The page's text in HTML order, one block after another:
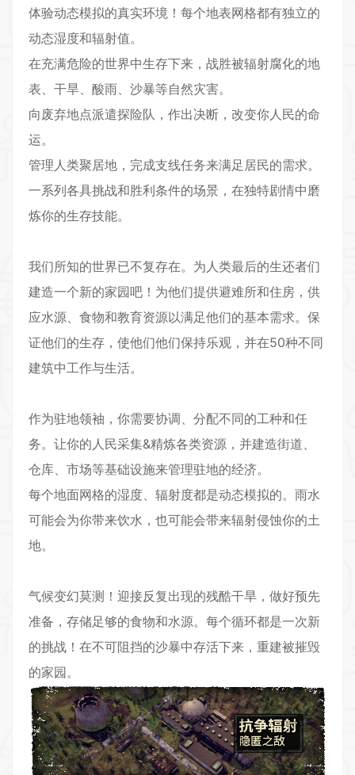
体验动态模拟的真实环境！每个地表网格都有独立的
动态湿度和辐射值。
在充满危险的世界中生存下来，战胜被辐射腐化的地
表、干旱、酸雨、沙暴等自然灾害。
向废弃地点派遣探险队，作出决断，改变你人民的命
运。
管理人类聚居地，完成支线任务来满足居民的需求。
一系列各具挑战和胜利条件的场景，在独特剧情中磨
炼你的生存技能。
我们所知的世界已不复存在。为人类最后的生还者们
建造一个新的家园吧！为他们提供避难所和住房，供
应水源、食物和教育资源以满足他们的基本需求。保
证他们的生存，使他们他们保持乐观，并在50种不同
建筑中工作与生活。
作为驻地领袖，你需要协调、分配不同的工种和任
务。让你的人民采集&精炼各类资源，并建造街道、
仓库、市场等基础设施来管理驻地的经济。
每个地面网格的湿度、辐射度都是动态模拟的。雨水
可能会为你带来饮水，也可能会带来辐射侵蚀你的土
地。
气候变幻莫测！迎接反复出现的残酷干旱，做好预先
准备，存储足够的食物和水源。每个循环都是一次新
的挑战！在不可阻挡的沙暴中存活下来，重建被摧毁
的家园。